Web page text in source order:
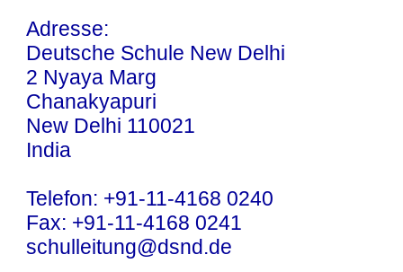
Adresse:
Deutsche Schule New Delhi
2 Nyaya Marg
Chanakyapuri
New Delhi 110021
India
Telefon: +91-11-4168 0240
Fax: +91-11-4168 0241
schulleitung@dsnd.de